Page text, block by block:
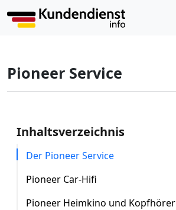
Pioneer Service
Inhaltsverzeichnis
Der Pioneer Service
Pioneer Car-Hifi
Pioneer Heimkino und Kopfhörer